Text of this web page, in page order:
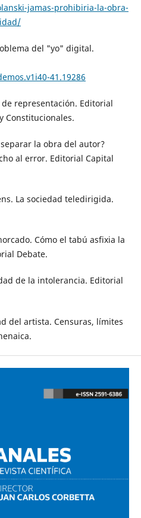
jamas-prohibiria-la-obra-
del "yo" digital.
41.19286
de representación. Editorial
Constitucionales.
la obra del autor?
al error. Editorial Capital
La sociedad teledirigida.
Cómo el tabú asfixia la
Debate.
de la intolerancia. Editorial
del artista. Censuras, límites